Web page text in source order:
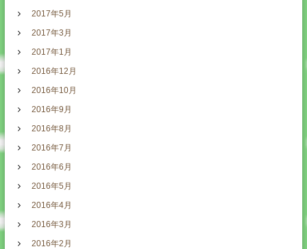
2017年5月
2017年3月
2017年1月
2016年12月
2016年10月
2016年9月
2016年8月
2016年7月
2016年6月
2016年5月
2016年4月
2016年3月
2016年2月